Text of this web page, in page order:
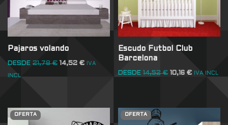
Pajaros volando
DESDE 21,78€ 14,52 € IVA
INCL
Escudo Futbol Club
Barcelona
DESDE 14,52€ 10,16€ IVA INCL
OFERTA OFERTA